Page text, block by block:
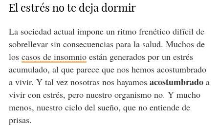
El estrés no te deja dormir
La sociedad actual impone un ritmo frenético difícil de
sobrellevar sin consecuencias para la salud. Muchos de
los casos de insomnioestán generados por un estrés
acumulado, al que parece que nos hemos acostumbrado
a vivir. Y tal vez nosotras nos hayamos acostumbradoa
vivir con estrés, pero nuestro organismo no. Y mucho
menos, nuestro ciclo del sueño, que no entiende de
prisas.